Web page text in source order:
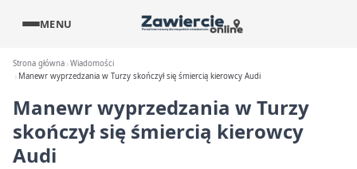
MENU
Strona główna Wiadomości
Manewr wyprzedzania w Turzy skończył się śmiercią kierowcy Audi
Manewr wyprzedzania w Turzy
skończył się śmiercią kierowcy
Audi